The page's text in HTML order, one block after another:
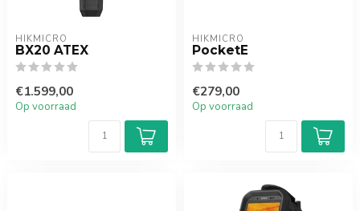
HIKMICRO
BX20 ATEX
€1.599,00
Op voorraad
HIKMICRO
PocketE
€279,00
Op voorraad